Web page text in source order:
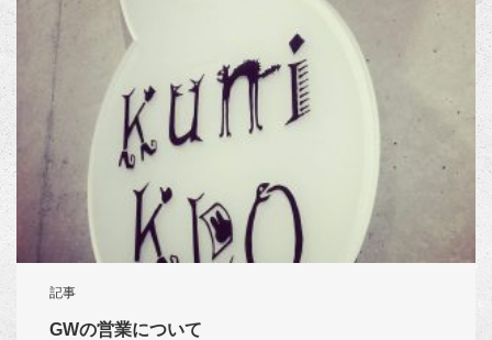
記事
GWの営業について